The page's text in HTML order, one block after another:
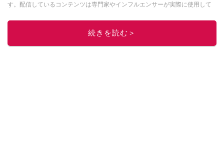
す。配信しているコンテンツは専門家やインフルエンサーが実際に使用して
ニュースでフォロー
続きを読む＞